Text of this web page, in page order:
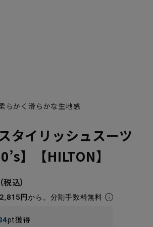
YA7 YA8
らかく滑らかな生地感
タイリッシュスーツ
】【HILTON】
円から。分割手数料無料
pt獲得